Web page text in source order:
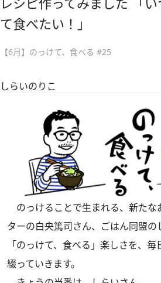
て食べたい！」
【6月】のっけて、食べる #25
しらいのりこ
のっけることで生まれる、新たな
ターの白央篤司さん、ごはん同盟
「のっけて、食べる」楽しさを、
綴っていきます。